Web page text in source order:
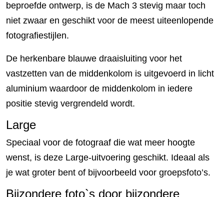
beproefde ontwerp, is de Mach 3 stevig maar toch
niet zwaar en geschikt voor de meest uiteenlopende
fotografiestijlen.
De herkenbare blauwe draaisluiting voor het
vastzetten van de middenkolom is uitgevoerd in licht
aluminium waardoor de middenkolom in iedere
positie stevig vergrendeld wordt.
Large
Speciaal voor de fotograaf die wat meer hoogte
wenst, is deze Large-uitvoering geschikt. Ideaal als
je wat groter bent of bijvoorbeeld voor groepsfoto’s.
Bijzondere foto`s door bijzondere